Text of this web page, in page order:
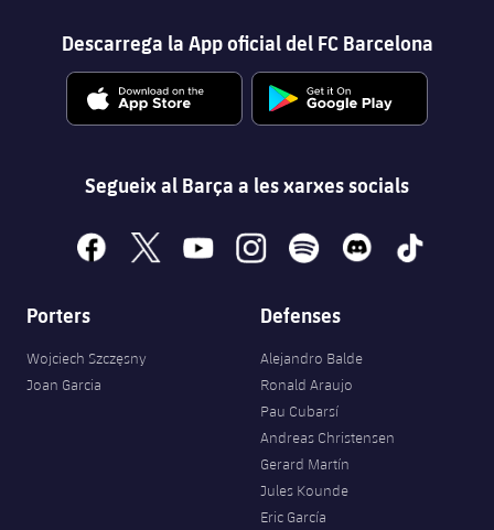
Descarrega la App oficial del FC Barcelona
Segueix al Barça a les xarxes socials
facebook
x youtubeinstagramspotify discord tiktok
Porters
Wojciech Szczęsny
Joan Garcia
Defenses
Alejandro Balde
Ronald Araujo
Pau Cubarsí
Andreas Christensen
Gerard Martín
Jules Kounde
Eric García